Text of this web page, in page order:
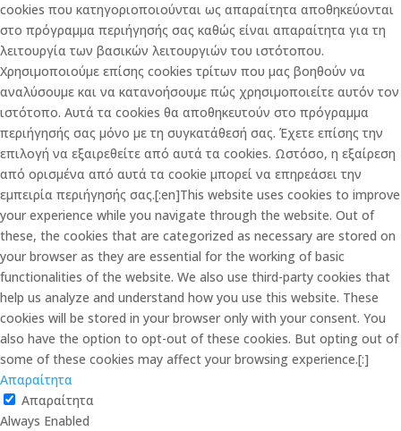
cookies που κατηγοριοποιούνται ως απαραίτητα αποθηκεύονται
στο πρόγραμμα περιήγησής σας καθώς είναι απαραίτητα για τη
λειτουργία των βασικών λειτουργιών του ιστότοπου.
Χρησιμοποιούμε επίσης cookies τρίτων που μας βοηθούν να
αναλύσουμε και να κατανοήσουμε πώς χρησιμοποιείτε αυτόν τον
ιστότοπο. Αυτά τα cookies θα αποθηκευτούν στο πρόγραμμα
περιήγησής σας μόνο με τη συγκατάθεσή σας. Έχετε επίσης την
επιλογή να εξαιρεθείτε από αυτά τα cookies. Ωστόσο, η εξαίρεση
από ορισμένα από αυτά τα cookie μπορεί να επηρεάσει την
εμπειρία περιήγησής σας.[:en]This website uses cookies to improve
your experience while you navigate through the website. Out of
these, the cookies that are categorized as necessary are stored on
your browser as they are essential for the working of basic
functionalities of the website. We also use third-party cookies that
help us analyze and understand how you use this website. These
cookies will be stored in your browser only with your consent. You
also have the option to opt-out of these cookies. But opting out of
some of these cookies may affect your browsing experience.[:]
Απαραίτητα
Απαραίτητα
Always Enabled